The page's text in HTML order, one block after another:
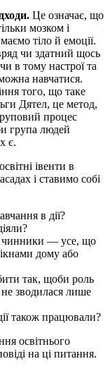
Це означає, що
мозком і
тіло й емоції.
чи здатний щось
в тому настрої та
навчатися.
того, що таке
Дятел, це метод,
процес
група людей
є.
івенти в
і ставимо собі
в дії?
чинники — усе, що
дому або
так, щоби роль
зводилася лише
також працювали?
освітнього
на ці питання.